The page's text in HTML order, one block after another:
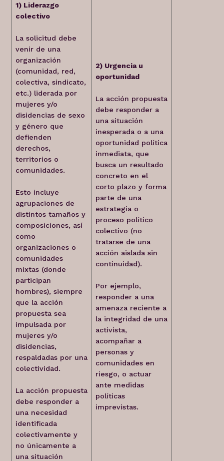
1) Liderazgo
colectivo
La solicitud debe
venir de una
organización
(comunidad, red,
colectiva, sindicato,
etc.) liderada por
mujeres y/o
disidencias de sexo
y género que
defienden
derechos,
territorios o
comunidades.
Esto incluye
agrupaciones de
distintos tamaños y
composiciones, así
como
organizaciones o
comunidades
mixtas (donde
participan
hombres), siempre
que la acción
propuesta sea
impulsada por
mujeres y/o
disidencias,
respaldadas por una
colectividad.
La acción propuesta
debe responder a
una necesidad
identificada
colectivamente y
no únicamente a
una situación
2) Urgencia u
oportunidad
La acción propuesta
debe responder a
una situación
inesperada o a una
oportunidad política
inmediata, que
busca un resultado
concreto en el
corto plazo y forma
parte de una
estrategia o
proceso político
colectivo (no
tratarse de una
acción aislada sin
continuidad).
Por ejemplo,
responder a una
amenaza reciente a
la integridad de una
activista,
acompañar a
personas y
comunidades en
riesgo, o actuar
ante medidas
políticas
imprevistas.